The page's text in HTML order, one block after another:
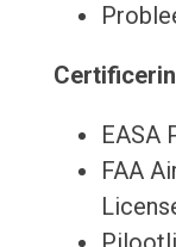
EASA
FAA